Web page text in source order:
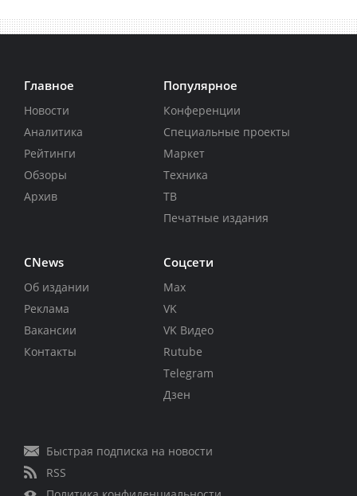
Главное
Новости
Аналитика
Рейтинги
Обзоры
Архив
Популярное
Конференции
Специальные проекты
Маркет
Техника
ТВ
Печатные издания
CNews
Об издании
Реклама
Вакансии
Контакты
Соцсети
Max
VK
VK Видео
Rutube
Telegram
Дзен
Быстрая подписка на новости
RSS